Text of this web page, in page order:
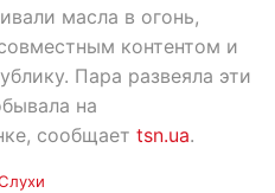
масла в огонь,
контентом и
Пара развеяла эти
на
сообщает tsn.ua.